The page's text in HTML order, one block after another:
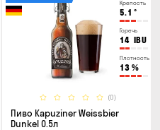
Крепость
5.1 °
Горечь
14 IBU
Плотность
13 %
(0)
Пиво Kapuziner Weissbier
Dunkel 0.5л